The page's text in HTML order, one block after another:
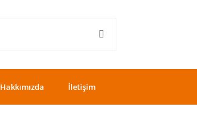
Hakkımızda İletişim